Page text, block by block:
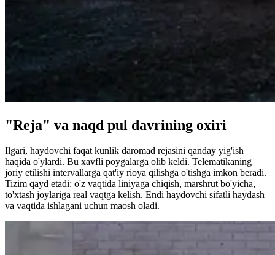
"Reja" va naqd pul davrining oxiri
Ilgari, haydovchi faqat kunlik daromad rejasini qanday yig'ish
haqida o'ylardi. Bu xavfli poygalarga olib keldi. Telematikaning
joriy etilishi intervallarga qat'iy rioya qilishga o'tishga imkon beradi.
Tizim qayd etadi: o'z vaqtida liniyaga chiqish, marshrut bo'yicha,
to'xtash joylariga real vaqtga kelish. Endi haydovchi sifatli haydash
va vaqtida ishlagani uchun maosh oladi.